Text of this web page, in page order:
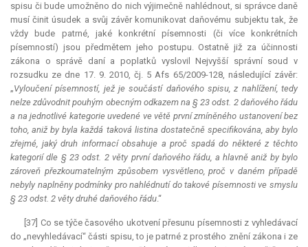
spisu či bude umožněno do nich výjimečně nahlédnout, si správce daně
musí činit úsudek a svůj závěr komunikovat daňovému subjektu tak, že
vždy bude patrné, jaké konkrétní písemnosti (či více konkrétních
písemností) jsou předmětem jeho postupu. Ostatně již za účinnosti
zákona o správě daní a poplatků vyslovil Nejvyšší správní soud v
rozsudku ze dne 17. 9. 2010, čj. 5 Afs 65/2009-128, následující závěr:
„Vyloučení písemností, jež je součástí daňového spisu, z nahlížení, tedy
nelze zdůvodnit pouhým obecným odkazem na § 23 odst. 2 daňového řádu
a na jednotlivé kategorie uvedené ve větě první zmíněného ustanovení bez
toho, aniž by byla každá taková listina dostatečně specifikována, aby bylo
zřejmé, jaký druh informací obsahuje a proč spadá do některé z těchto
kategorií dle § 23 odst. 2 věty první daňového řádu, a hlavně aniž by bylo
zároveň přezkoumatelným způsobem vysvětleno, proč v daném případě
nebyly naplněny podmínky pro nahlédnutí do takové písemnosti ve smyslu
§ 23 odst. 2 věty druhé daňového řádu.“
[37] Co se týče časového ukotvení přesunu písemnosti z vyhledávací
do „nevyhledávací“ části spisu, to je patrné z prostého znění zákona i ze